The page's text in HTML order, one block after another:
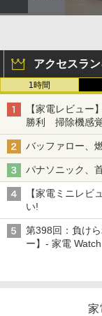
アクセスラ
1時間
【家電レビュー
勝利 掃除機感
バッファロー、
パナソニック、
【家電ミニレビ
い!
第398回：負け
ー】- 家電 Watch
家